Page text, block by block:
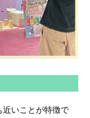
近いことが特徴で